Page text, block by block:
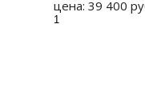
цена:39 400